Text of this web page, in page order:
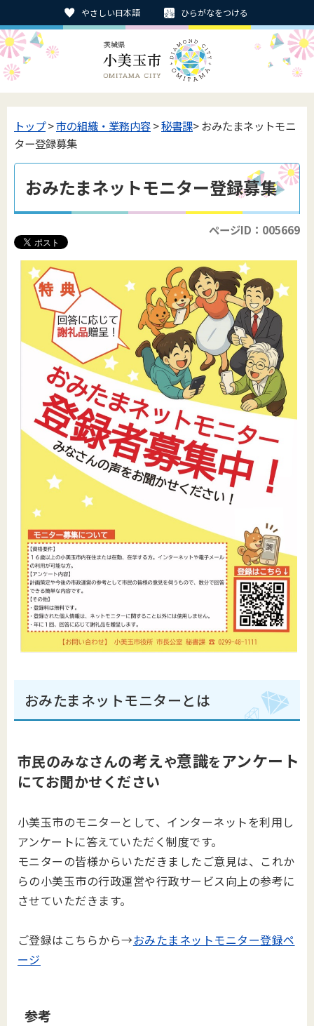
やさしい日本語 ひらがなをつける
トップ>市の組織・業務内容>秘書課> おみたまネットモニ
ター登録募集
おみたまネットモニター登録募集
ページID：005669
おみたまネットモニターとは
市民のみなさんの考えや意識をアンケート
にてお聞かせください
小美玉市のモニターとして、インターネットを利用し
アンケートに答えていただく制度です。
モニターの皆様からいただきましたご意見は、これか
らの小美玉市の行政運営や行政サービス向上の参考に
させていただきます。
ご登録はこちらから→おみたまネットモニター登録ペ
ージ
参考